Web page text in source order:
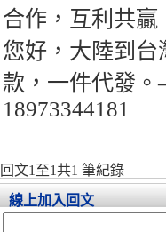
合作，互利共贏
您好，大陸到
款，一件代發
18973344181
回文1至1共1 筆紀錄
線上加入回文